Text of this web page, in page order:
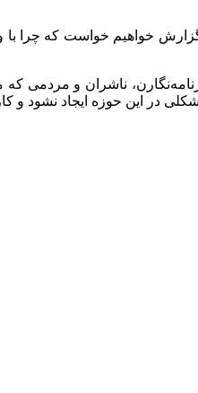
خواهیم خواست که چرا با
ناشران و مردمی
در این حوزه ایجاد نشود و